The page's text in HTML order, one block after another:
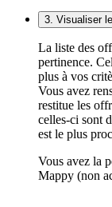
3. Visualiser
La liste des
pertinence.
plus à vos
Vous avez
restitue les
celles-ci sont
est le plus
Vous avez la
Mappy (non